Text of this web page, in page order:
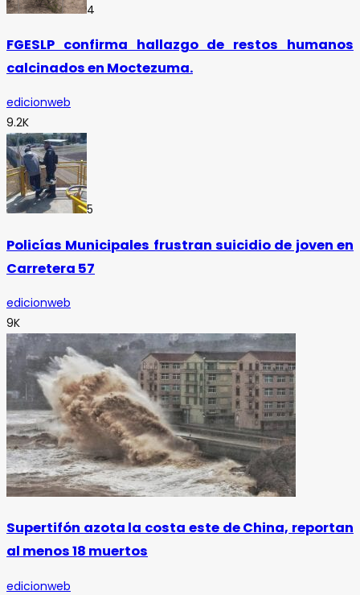
4
FGESLP confirma hallazgo de restos humanos
calcinados en Moctezuma.
edicionweb
9.2K
5
Policías Municipales frustran suicidio de joven en
Carretera 57
edicionweb
9K
Supertifón azota la costa este de China, reportan
al menos 18 muertos
edicionweb